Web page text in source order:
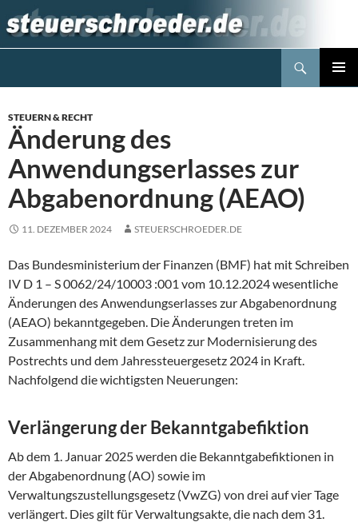
Inhalt
springen
STEUERN & RECHT
Änderung des
Anwendungserlasses zur
Abgabenordnung (AEAO)
11. DEZEMBER 2024 STEUERSCHROEDER.DE
Das Bundesministerium der Finanzen (BMF) hat mit Schreiben
IV D 1 – S 0062/24/10003 :001 vom 10.12.2024 wesentliche
Änderungen des Anwendungserlasses zur Abgabenordnung
(AEAO) bekanntgegeben. Die Änderungen treten im
Zusammenhang mit dem Gesetz zur Modernisierung des
Postrechts und dem Jahressteuergesetz 2024 in Kraft.
Nachfolgend die wichtigsten Neuerungen:
Verlängerung der Bekanntgabefiktion
Ab dem 1. Januar 2025 werden die Bekanntgabefiktionen in
der Abgabenordnung (AO) sowie im
Verwaltungszustellungsgesetz (VwZG) von drei auf vier Tage
verlängert. Dies gilt für Verwaltungsakte, die nach dem 31.